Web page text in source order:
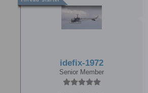
idefix-1972
Senior Member